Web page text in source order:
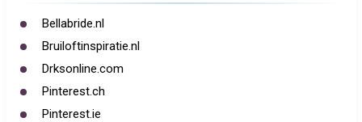
Bellabride.nl
Bruiloftinspiratie.nl
Drksonline.com
Pinterest.ch
Pinterest.ie